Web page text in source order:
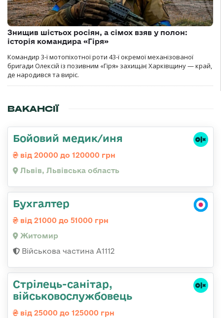
Знищив шістьох росіян, а сімох взяв у полон:
історія командира «Гіря»
Командир 3-ї мотопіхотної роти 43-ї окремої механізованої
бригади Олексій із позивним «Гіря» захищає Харківщину — край,
де народився та виріс.
ВАКАНСІЇ
Бойовий медик/иня
від 20000 до 120000 грн
Львів, Львівська область
Бухгалтер
від 21000 до 51000 грн
Житомир
Військова частина А1112
Стрілець-санітар,
військовослужбовець
від 25000 до 125000 грн